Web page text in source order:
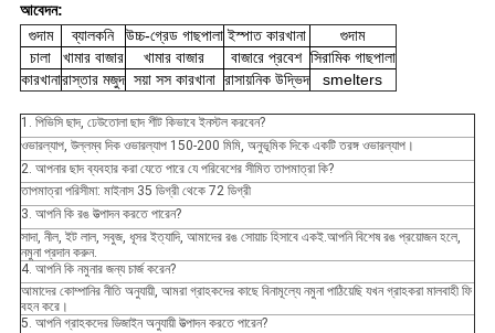
আবেদন:
গুদাম
ব্যালকনি উচ্চ-গ্রেড গাছপালা ইস্পাত কারখানা
গুদাম
চালা
খামার বাজার খামার বাজার বাজারে প্রবেশ সিরামিক গাছপালা
কারখানারাস্তার মজুদ সয়া সস কারখানা রাসায়নিক উদ্ভিদ smelters
1. পিভিসি ছাদ, ঢেউতোলা ছাদ শীট কিভাবে ইনস্টল করবেন?
ওভারল্যাপ, উল্লম্ব দিক ওভারল্যাপ 150-200 মিমি, অনুভূমিক দিকে একটি তরঙ্গ ওভারল্যাপ।
2. আপনার ছাদ ব্যবহার করা যেতে পারে যে পরিবেশের সীমিত তাপমাত্রা কি?
তাপমাত্রা পরিসীমা: মাইনাস 35 ডিগ্রী থেকে 72 ডিগ্রী
3. আপনি কি রঙ উত্পাদন করতে পারেন?
সাদা, নীল, ইট লাল, সবুজ, ধূসর ইত্যাদি, আমাদের রঙ সোয়াচ হিসাবে একই.আপনি বিশেষ রঙ প্রয়োজন হলে,
নমুনা প্রদান করুন.
4. আপনি কি নমুনার জন্য চার্জ করেন?
আমাদের কোম্পানির নীতি অনুযায়ী, আমরা গ্রাহকদের কাছে বিনামূল্যে নমুনা পাঠিয়েছি যখন গ্রাহকরা মালবাহী ফি
বহন করে।
5. আপনি গ্রাহকদের ডিজাইন অনুযায়ী উত্পাদন করতে পারেন?